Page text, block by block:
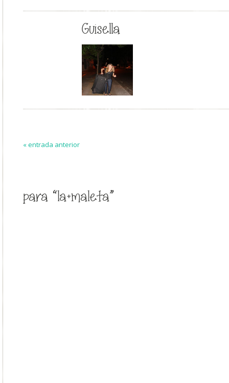
Guisella
« entrada anterior
para “la+maleta”